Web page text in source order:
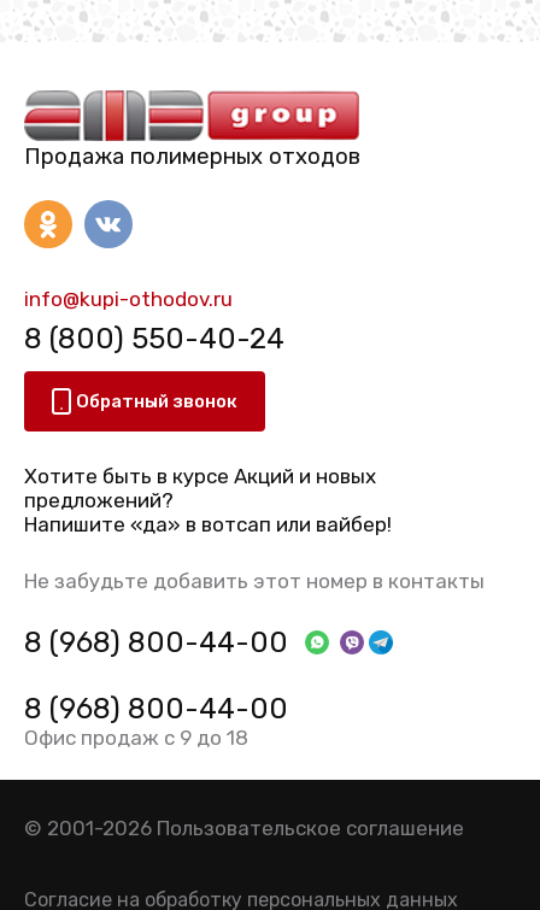
Продажа полимерных отходов
info@kupi-othodov.ru
8 (800) 550-40-24
Обратный звонок
Хотите быть в курсе Акций и новых
предложений?
Напишите «да» в вотсап или вайбер!
Не забудьте добавить этот номер в контакты
8 (968) 800-44-00
8 (968) 800-44-00
Офис продаж с 9 до 18
© 2001-2026 Пользовательское соглашение
Согласие на обработку персональных данных